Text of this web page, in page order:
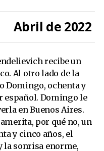
2, Número 08
en alta definición
Abril de 2022
recibe un
Al otro lado de la
Domingo, ochenta y
español. Domingo le
en Buenos Aires.
por qué no, un
y cinco años, el
la sonrisa enorme,